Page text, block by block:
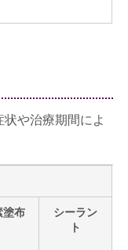
や治療期間によ
塗布
シーラン
ト